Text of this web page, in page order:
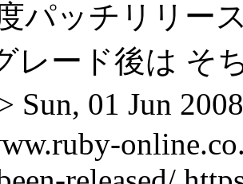
パッチリリー
レード後は そ
Sun, 01 Jun